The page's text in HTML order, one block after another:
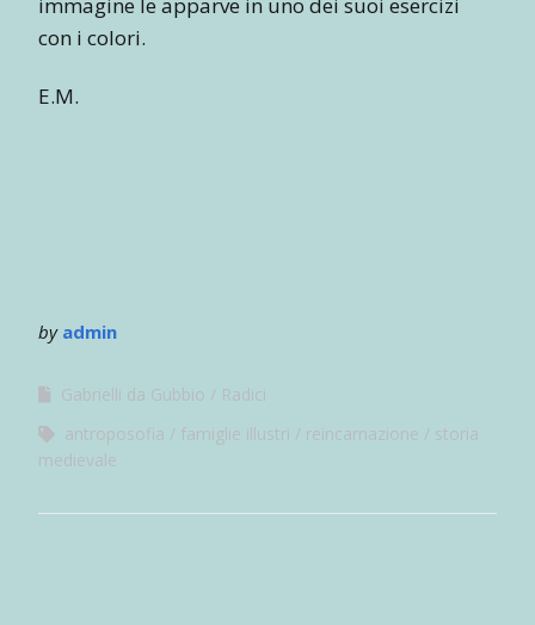
con i colori.
E.M.
by admin
Gabrielli da Gubbio
Radici
antroposofia
famiglie illustri reincarnazione
storia
medievale